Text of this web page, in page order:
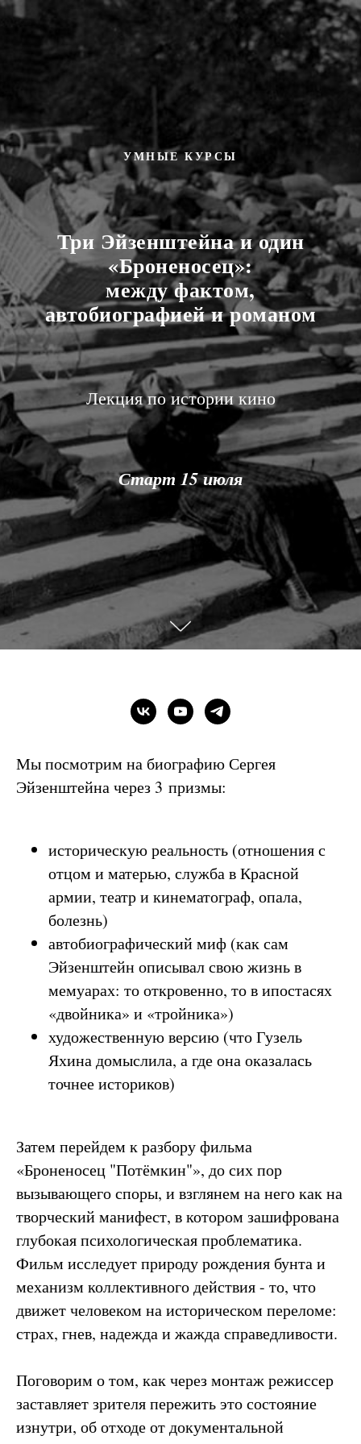
УМНЫЕ КУРСЫ
Три Эйзенштейна и один
«Броненосец»:
между фактом,
автобиографией и романом
Лекция по истории кино
Старт 15 июля
Мы посмотрим на биографию Сергея
Эйзенштейна через 3 призмы:
историческую реальность (отношения с
отцом и матерью, служба в Красной
армии, театр и кинематограф, опала,
болезнь)
автобиографический миф (как сам
Эйзенштейн описывал свою жизнь в
мемуарах: то откровенно, то в ипостасях
«двойника» и «тройника»)
художественную версию (что Гузель
Яхина домыслила, а где она оказалась
точнее историков)
Затем перейдем к разбору фильма
«Броненосец "Потёмкин"», до сих пор
вызывающего споры, и взглянем на него как на
творческий манифест, в котором зашифрована
глубокая психологическая проблематика.
Фильм исследует природу рождения бунта и
механизм коллективного действия - то, что
движет человеком на историческом переломе:
страх, гнев, надежда и жажда справедливости.
Поговорим о том, как через монтаж режиссер
заставляет зрителя пережить это состояние
изнутри, об отходе от документальной